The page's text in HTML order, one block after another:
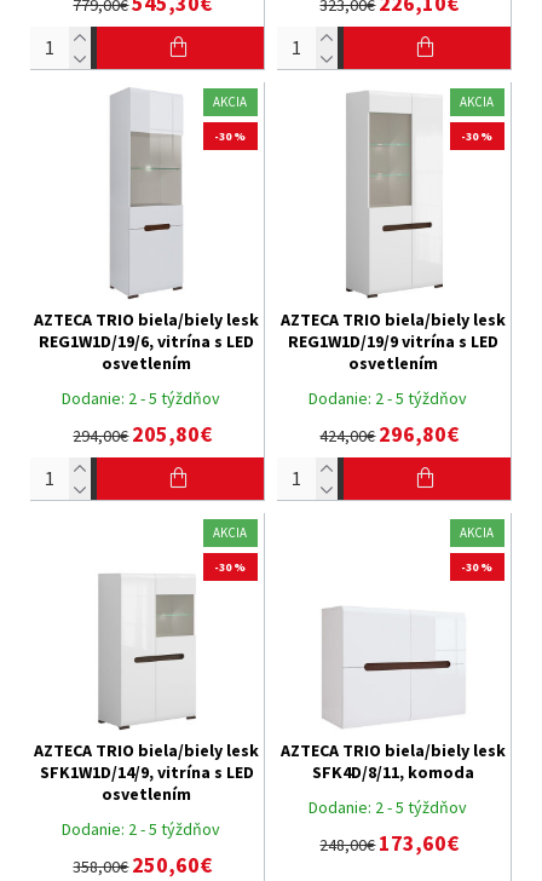
779,00€ 323,00€
AKCIA
-30 %
Dodanie: 2 - 5 týždňov
AZTECA TRIO biela/biely lesk
REG1W1D/19/6, vitrína s LED
osvetlením
294,00€205,80€
AKCIA
-30 %
Dodanie: 2 - 5 týždňov
AZTECA TRIO biela/biely lesk
REG1W1D/19/9 vitrína s LED
osvetlením
424,00€296,80€
AKCIA
-30 %
Dodanie: 2 - 5 týždňov
AZTECA TRIO biela/biely lesk
SFK1W1D/14/9, vitrína s LED
osvetlením
358,00€250,60€
AKCIA
-30 %
Dodanie: 2 - 5 týždňov
AZTECA TRIO biela/biely lesk
SFK4D/8/11, komoda
248,00€173,60€